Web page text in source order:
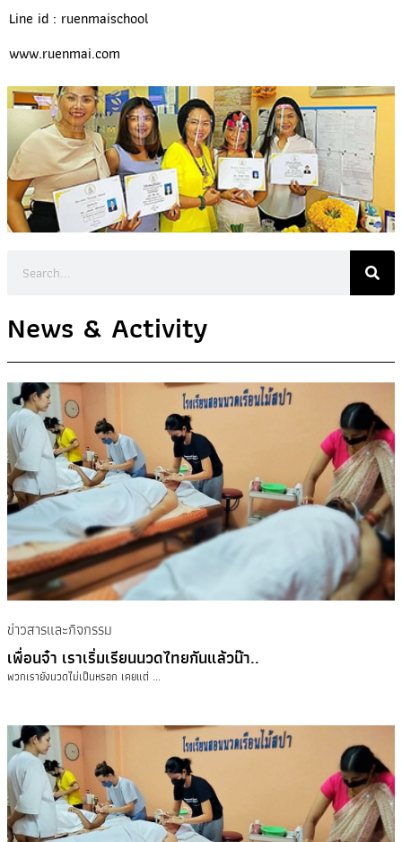
Line id : ruenmaischool
www.ruenmai.com
News & Activity
ข่าวสารและกิจกรรม
เพื่อนจ๋า เราเริ่มเรียนนวดไทยกันแล้วน๊า..
พวกเรายังนวดไม่เป็นหรอก เคยแต่ ...